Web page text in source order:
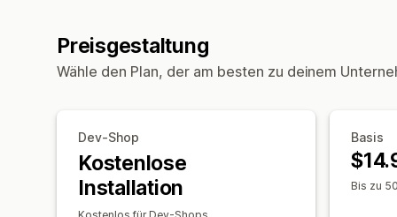
Preisgestaltung
Wähle den Plan, der am besten zu deinem
Dev-Shop
Kostenlose
Installation
Basis
Bis zu